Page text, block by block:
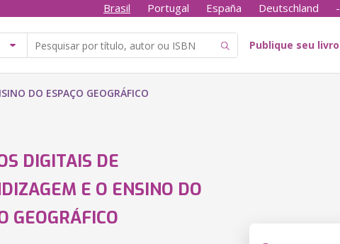
Brasil Portugal España Deutschland -
Publique seu livro
DO ESPAÇO GEOGRÁFICO
DIGITAIS DE
E O ENSINO DO
GEOGRÁFICO